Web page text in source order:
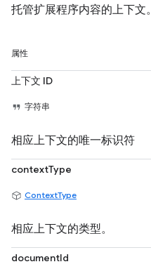
托管扩展程序内容的上下文。
属性
上下文 ID
字符串
相应上下文的唯一标识符
contextType
ContextType
相应上下文的类型。
documentId